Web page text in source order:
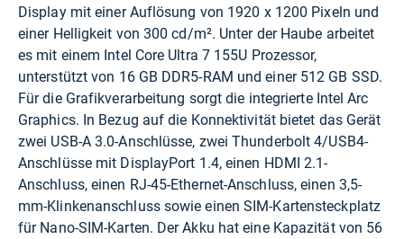
Display mit einer Auflösung von 1920 x 1200 Pixeln und
einer Helligkeit von 300 cd/m². Unter der Haube arbeitet
es mit einem Intel Core Ultra 7 155U Prozessor,
unterstützt von 16 GB DDR5-RAM und einer 512 GB SSD.
Für die Grafikverarbeitung sorgt die integrierte Intel Arc
Graphics. In Bezug auf die Konnektivität bietet das Gerät
zwei USB-A 3.0-Anschlüsse, zwei Thunderbolt 4/USB4-
Anschlüsse mit DisplayPort 1.4, einen HDMI 2.1-
Anschluss, einen RJ-45-Ethernet-Anschluss, einen 3,5-
mm-Klinkenanschluss sowie einen SIM-Kartensteckplatz
für Nano-SIM-Karten. Der Akku hat eine Kapazität von 56